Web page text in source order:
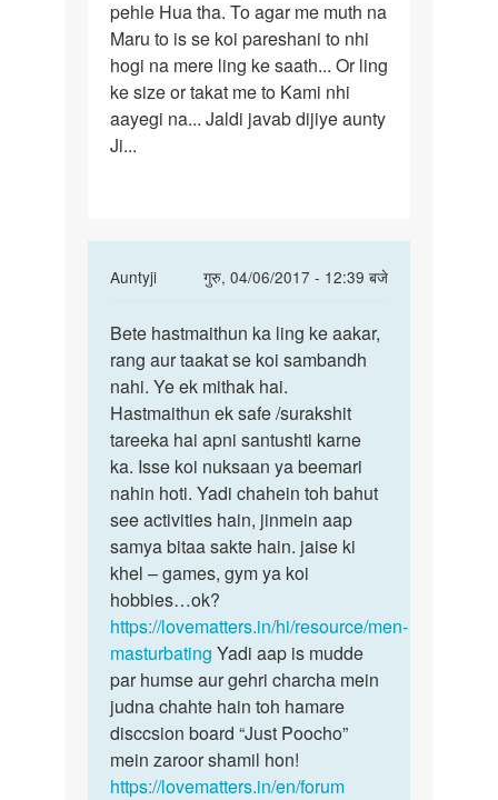
mens
9
mahine
se
pehle Hua tha. To agar me muth na
Maru to is se koi pareshani to nhi
hogi na mere ling ke saath... Or ling
ke size or takat me to Kami nhi
aayegi na... Jaldi javab dijiye aunty
Ji...
Auntyji
गुरु, 04/06/2017 - 12:39 बजे
In
to
Aunty
Ji
mens
9
mahine
se
by
Jakir
Bete
hastmaithun
ka
ling
ke
Bete hastmaithun ka ling ke aakar,
rang aur taakat se koi sambandh
nahi. Ye ek mithak hai.
Hastmaithun ek safe /surakshit
tareeka hai apni santushti karne
ka. Isse koi nuksaan ya beemari
nahin hoti. Yadi chahein toh bahut
see activities hain, jinmein aap
samya bitaa sakte hain. jaise ki
khel – games, gym ya koi
hobbies…ok?
https://lovematters.in/hi/resource/men-
masturbating Yadi aap is mudde
par humse aur gehri charcha mein
judna chahte hain toh hamare
disccsion board “Just Poocho”
mein zaroor shamil hon!
https://lovematters.in/en/forum